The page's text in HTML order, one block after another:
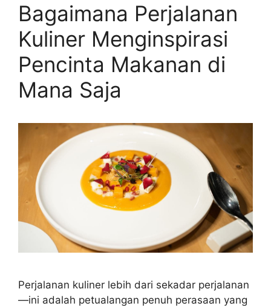
Bagaimana Perjalanan
Kuliner Menginspirasi
Pencinta Makanan di
Mana Saja
Perjalanan kuliner lebih dari sekadar perjalanan
—ini adalah petualangan penuh perasaan yang